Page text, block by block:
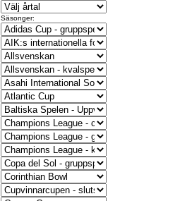
Säsonger: